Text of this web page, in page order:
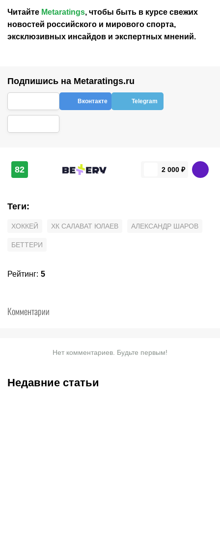
Читайте Metaratings, чтобы быть в курсе свежих
новостей российского и мирового спорта,
эксклюзивных инсайдов и экспертных мнений.
Подпишись на Metaratings.ru
Вконтакте Telegram
82 2 000 ₽
Теги:
ХОККЕЙ ХК САЛАВАТ ЮЛАЕВ АЛЕКСАНДР ШАРОВ
БЕТТЕРИ
Рейтинг: 5
Комментарии
Нет комментариев. Будьте первым!
Недавние статьи